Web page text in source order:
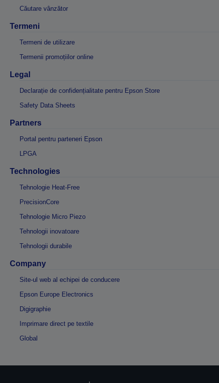
Căutare vânzător
Termeni
Termeni de utilizare
Termenii promoțiilor online
Legal
Declarație de confidențialitate pentru Epson Store
Safety Data Sheets
Partners
Portal pentru parteneri Epson
LPGA
Technologies
Tehnologie Heat-Free
PrecisionCore
Tehnologie Micro Piezo
Tehnologii inovatoare
Tehnologii durabile
Company
Site-ul web al echipei de conducere
Epson Europe Electronics
Digigraphie
Imprimare direct pe textile
Global